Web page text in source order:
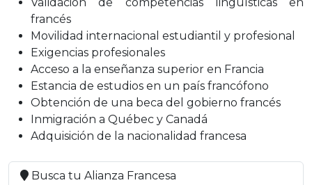
francés
Movilidad internacional estudiantil y profesional
Exigencias profesionales
Acceso a la enseñanza superior en Francia
Estancia de estudios en un país francófono
Obtención de una beca del gobierno francés
Inmigración a Québec y Canadá
Adquisición de la nacionalidad francesa
Busca tu Alianza Francesa